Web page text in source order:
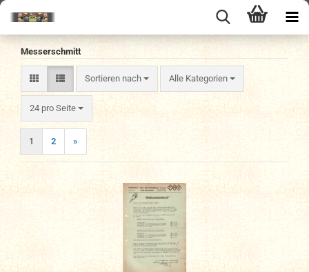
Messerschmitt
Sortieren nach
Sortieren nach Alle Kategorien
24 pro Seite
pro Seite
1 2 »